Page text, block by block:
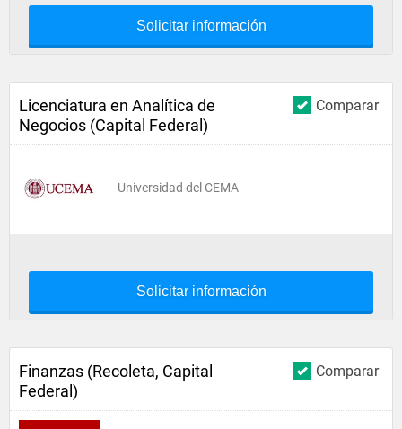
Solicitar información
Comparar
Licenciatura en Analítica de
Negocios (Capital Federal)
Universidad del CEMA
Solicitar información
Comparar
Finanzas (Recoleta, Capital
Federal)